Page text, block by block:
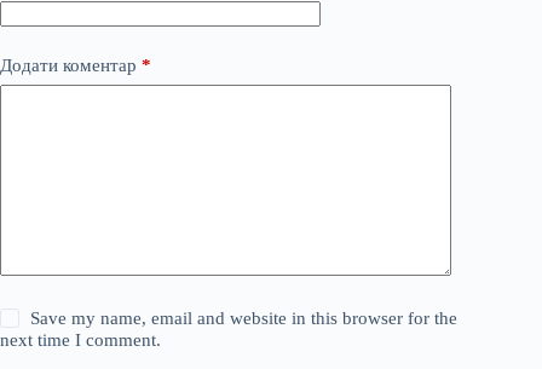
Додати коментар *
Save my name, email and website in this browser for the
next time I comment.